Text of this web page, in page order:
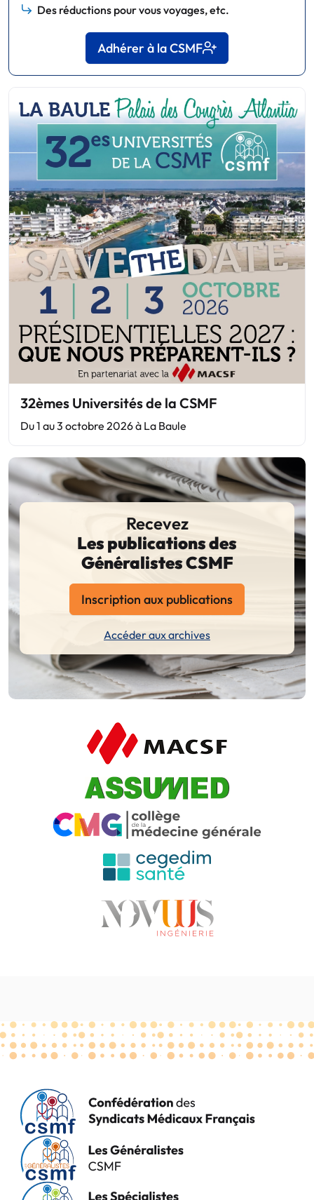
Des réductions pour vous voyages, etc.
Adhérer à la CSMF
32èmes Universités de la CSMF
Du 1 au 3 octobre 2026 à La Baule
Recevez
Les publications des
Généralistes CSMF
Inscription aux publications
Accéder aux archives